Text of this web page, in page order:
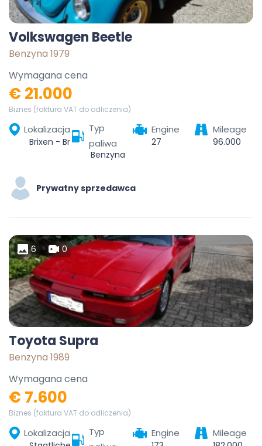
Volkswagen Beetle
Benzyna 1979
Wymagana cena
€ 21.000
Biznes (faktura VAT do odliczenia)
Lokalizacja
Brixen - Bressanone, Eisacktal - Valle Isarco, South Tyrol, Trentino – Alto Adige/Südtirol, 39042, Italy
Typ
paliwa
Benzyna
Engine
27
Mileage
96.000
Prywatny sprzedawca
6 0
Toyota Supra
Benzyna 1989
Wymagana cena
€ 7.600
Biznes (faktura VAT do odliczenia)
Lokalizacja
Typ
Engine Mileage